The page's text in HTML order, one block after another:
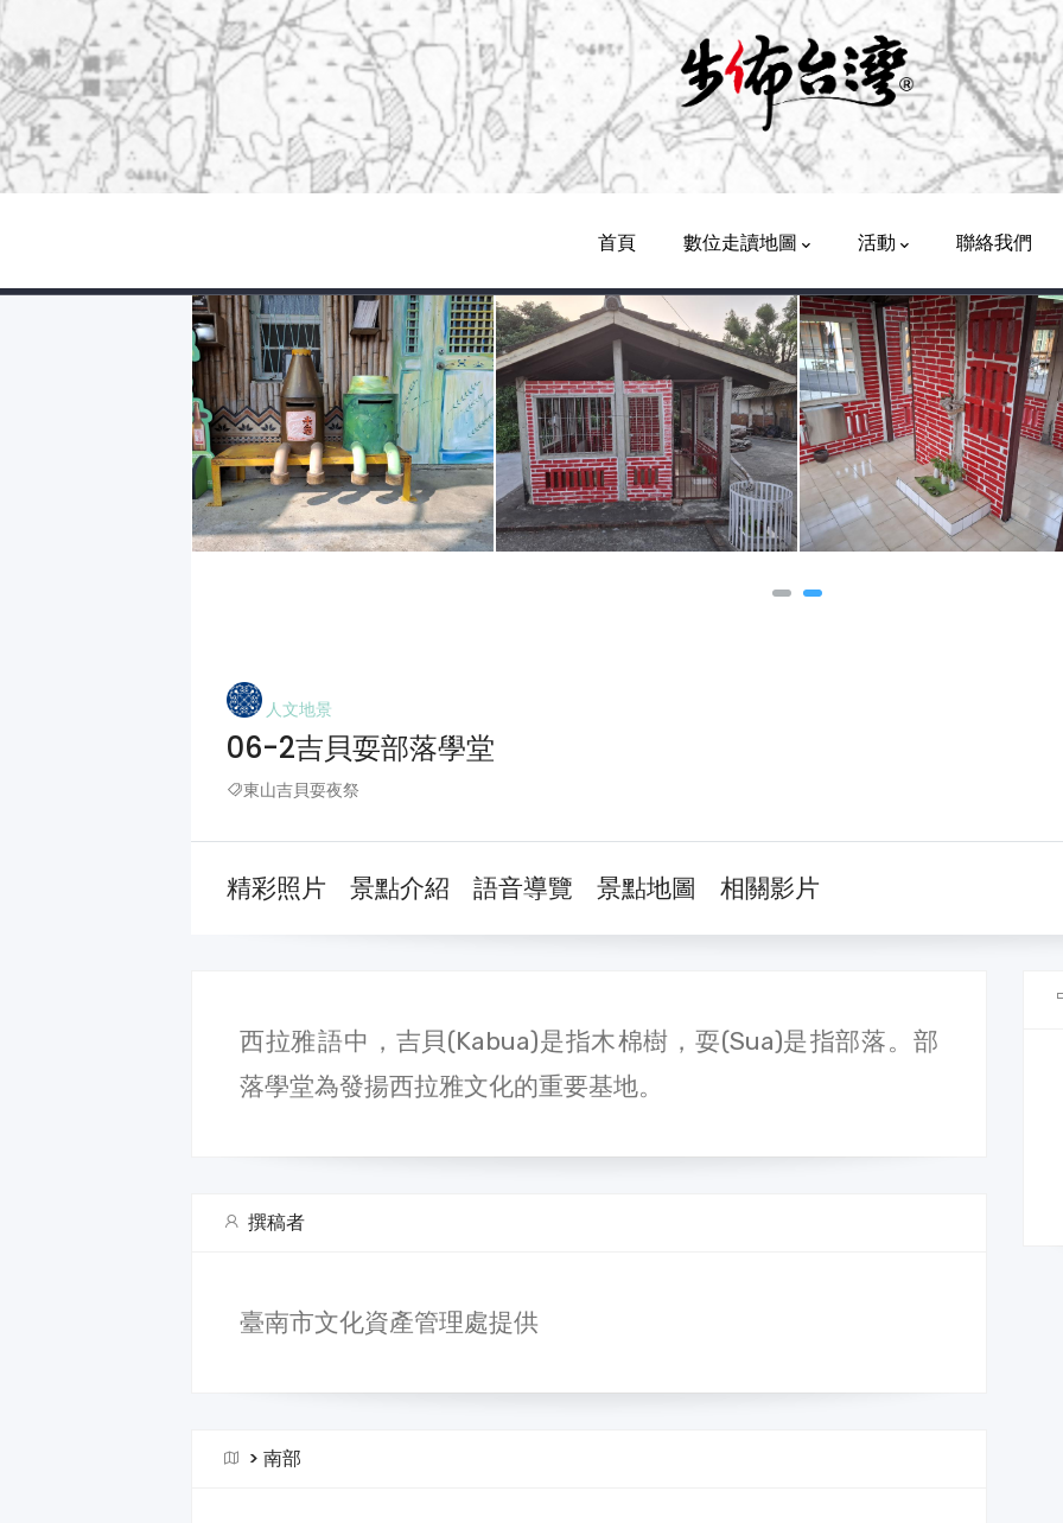
Navigation
首頁 數位走讀地圖 活動 聯絡我們
人文地景
06-2吉貝耍部落學堂
東山吉貝耍夜祭
精彩照片 景點介紹 語音導覽 景點地圖 相關影片
西拉雅​語​中，​吉貝​(Kabua)​是​指木​棉樹，​耍​(Sua)​是​指部​落。​部
落學堂為發​揚西拉雅​文化​的​重要​基地。
撰稿者
臺南市文化資產管理處提供
>南部